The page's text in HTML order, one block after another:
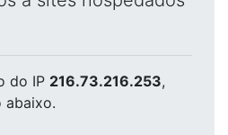
do IP 216.73.216.253,
abaixo.